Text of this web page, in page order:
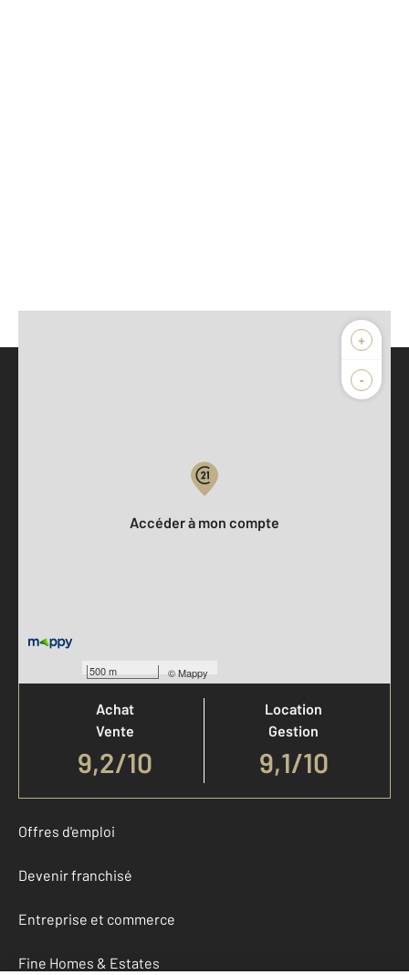
+
-
500 m ©Mappy
Accéder à mon compte
Votre agence est notée
Achat
Vente
9,2/10
Location
Gestion
9,1/10
Offres d'emploi
Devenir franchisé
Entreprise et commerce
Fine Homes & Estates